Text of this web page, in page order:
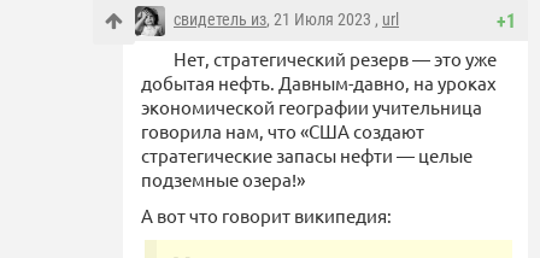
+1
свидетель из, 21 Июля 2023 , url
Нет, стратегический резерв — это уже
добытая нефть. Давным-давно, на уроках
экономической географии учительница
говорила нам, что «США создают
стратегические запасы нефти — целые
подземные озера!»
А вот что говорит википедия: